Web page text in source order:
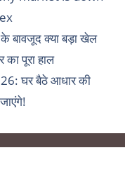
के बावजूद क्या बड़ा खेल
पूरा हाल
घर बैठे आधार की